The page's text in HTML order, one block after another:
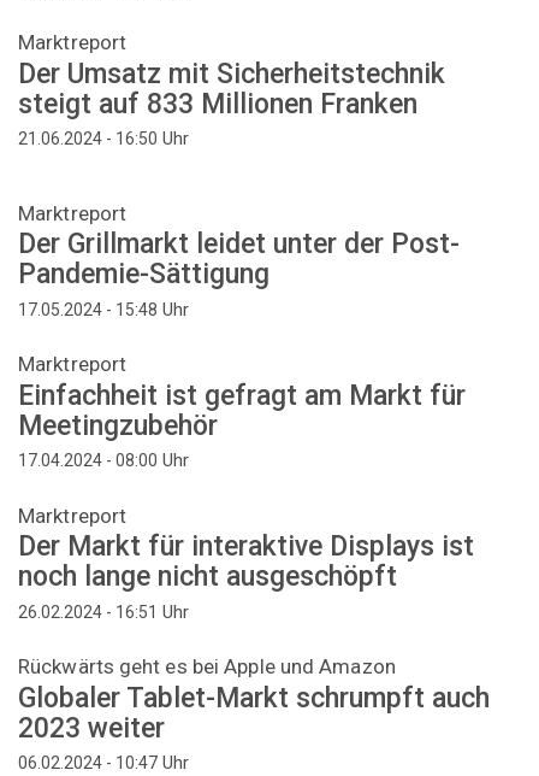
Marktreport
Der Umsatz mit Sicherheitstechnik
steigt auf 833 Millionen Franken
21.06.2024 - 16:50 Uhr
Marktreport
Der Grillmarkt leidet unter der Post-
Pandemie-Sättigung
17.05.2024 - 15:48 Uhr
Marktreport
Einfachheit ist gefragt am Markt für
Meetingzubehör
17.04.2024 - 08:00 Uhr
Marktreport
Der Markt für interaktive Displays ist
noch lange nicht ausgeschöpft
26.02.2024 - 16:51 Uhr
Rückwärts geht es bei Apple und Amazon
Globaler Tablet-Markt schrumpft auch
2023 weiter
06.02.2024 - 10:47 Uhr